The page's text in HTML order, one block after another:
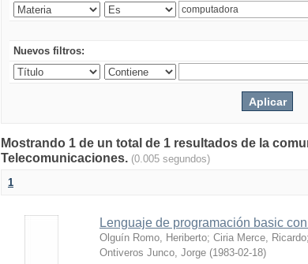
Nuevos filtros:
Mostrando 1 de un total de 1 resultados de la
Telecomunicaciones. (0.005 segundos)
1
Lenguaje de programación basic
Olguín Romo, Heriberto; Ciria Merce, Ricardo;
Ontiveros Junco, Jorge (1983-02-18)